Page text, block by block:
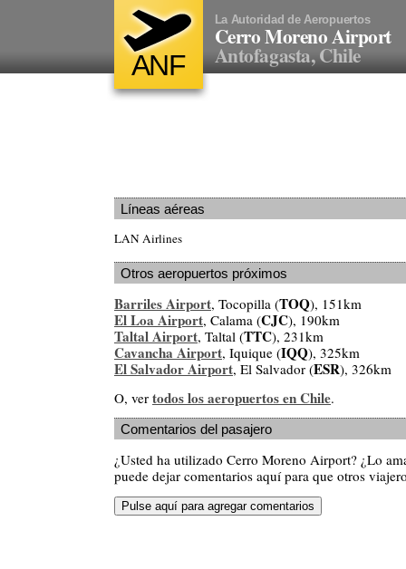
ANF
La Autoridad de Aeropuertos
Cerro Moreno Airport
Antofagasta, Chile
Líneas aéreas
LAN Airlines
Otros aeropuertos próximos
Barriles Airport, Tocopilla (TOQ), 151km
El Loa Airport, Calama (CJC), 190km
Taltal Airport, Taltal (TTC), 231km
Cavancha Airport, Iquique (IQQ), 325km
El Salvador Airport, El Salvador (ESR), 326km
O, ver todos los aeropuertos en Chile.
Comentarios del pasajero
¿Usted ha utilizado Cerro Moreno Airport? ¿Lo
puede dejar comentarios aquí para que otros